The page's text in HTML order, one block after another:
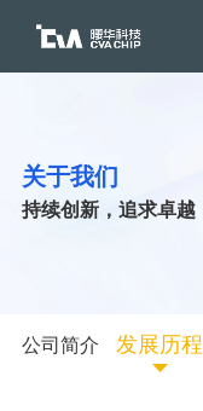
关于我们
持续创新，追求卓越
公司简介 发展历程